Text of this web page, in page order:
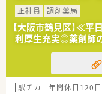
■在宅医療全力サ
す。今後も在宅
てくれる方を大
■代表や周りのス
調剤薬局未経験
じて研修を行っ
■薬剤師として
他に、社労士研
正社員
調剤薬局
【大阪市鶴見区】≪
利厚生充実◎薬剤師
駅チカ 年間休日120